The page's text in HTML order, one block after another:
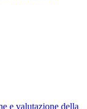
e valutazione della